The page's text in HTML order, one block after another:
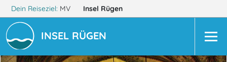
Dein Reiseziel: MV Insel Rügen
INSEL RÜGEN